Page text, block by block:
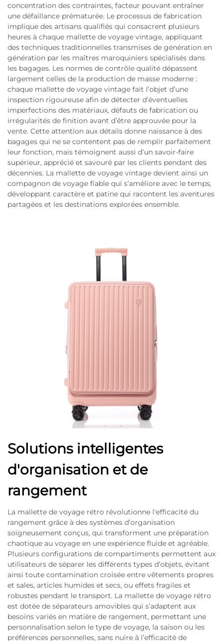
concentration des contraintes, facteur pouvant entraîner
une défaillance prématurée. Le processus de fabrication
implique des artisans qualifiés qui consacrent plusieurs
heures à chaque mallette de voyage vintage, appliquant
des techniques traditionnelles transmises de génération en
génération par les maîtres maroquiniers spécialisés dans
les bagages. Les normes de contrôle qualité dépassent
largement celles de la production de masse moderne :
chaque mallette de voyage vintage fait l’objet d’une
inspection rigoureuse afin de détecter d’éventuelles
imperfections des matériaux, défauts de fabrication ou
irrégularités de finition avant d’être approuvée pour la
vente. Cette attention aux détails donne naissance à des
bagages qui ne se contentent pas de remplir parfaitement
leur fonction, mais témoignent aussi d’un savoir-faire
supérieur, apprécié et savouré par les clients pendant des
décennies. La mallette de voyage vintage devient ainsi un
compagnon de voyage fiable qui s’améliore avec le temps,
développant caractère et patine qui racontent les aventures
partagées et les destinations explorées ensemble.
Solutions intelligentes
d'organisation et de
rangement
La mallette de voyage rétro révolutionne l'efficacité du
rangement grâce à des systèmes d’organisation
soigneusement conçus, qui transforment une préparation
chaotique au voyage en une expérience fluide et agréable.
Plusieurs configurations de compartiments permettent aux
utilisateurs de séparer les différents types d’objets, évitant
ainsi toute contamination croisée entre vêtements propres
et sales, articles humides et secs, ou effets fragiles et
robustes pendant le transport. La mallette de voyage rétro
est dotée de séparateurs amovibles qui s’adaptent aux
besoins variés en matière de rangement, permettant une
personnalisation selon le type de voyage, la saison ou les
préférences personnelles, sans nuire à l’efficacité de